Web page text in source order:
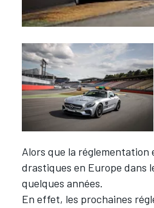
WEC
Alors que la réglementation
drastiques en Europe dans
quelques années.
En effet, les prochaines